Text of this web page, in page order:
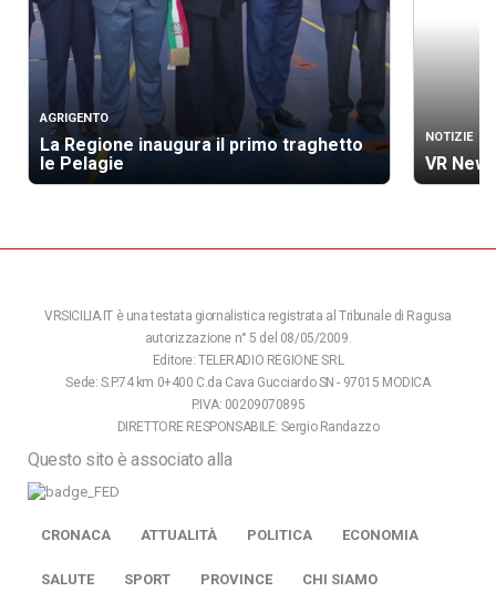
AGRIGENTO
La Regione inaugura il primo traghetto
le Pelagie
NOTIZIE
VR
VRSICILIA.IT è una testata giornalistica registrata al Tribunale di Ragusa
autorizzazione n° 5 del 08/05/2009.
Editore: TELERADIO REGIONE SRL
Sede: S.P.74 km 0+400 C.da Cava Gucciardo SN - 97015 MODICA
P.IVA: 00209070895
DIRETTORE RESPONSABILE: Sergio Randazzo
Questo sito è associato alla
CRONACA ATTUALITÀ POLITICA ECONOMIA
SALUTE SPORT PROVINCE CHI SIAMO